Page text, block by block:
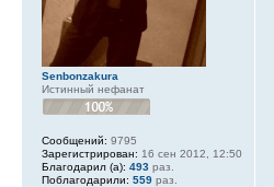
Senbonzakura
Истинный нефанат
Сообщений: 9795
Зарегистрирован: 16 сен 2012, 12:50
Благодарил (а): 493 раз.
Поблагодарили: 559 раз.